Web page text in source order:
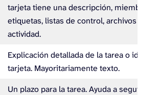
tarjeta tiene una descripción, miembros
etiquetas, listas de control, archivos
actividad.
Explicación detallada de la tarea o idea
tarjeta. Mayoritariamente texto.
Un plazo para la tarea. Ayuda a seguir el